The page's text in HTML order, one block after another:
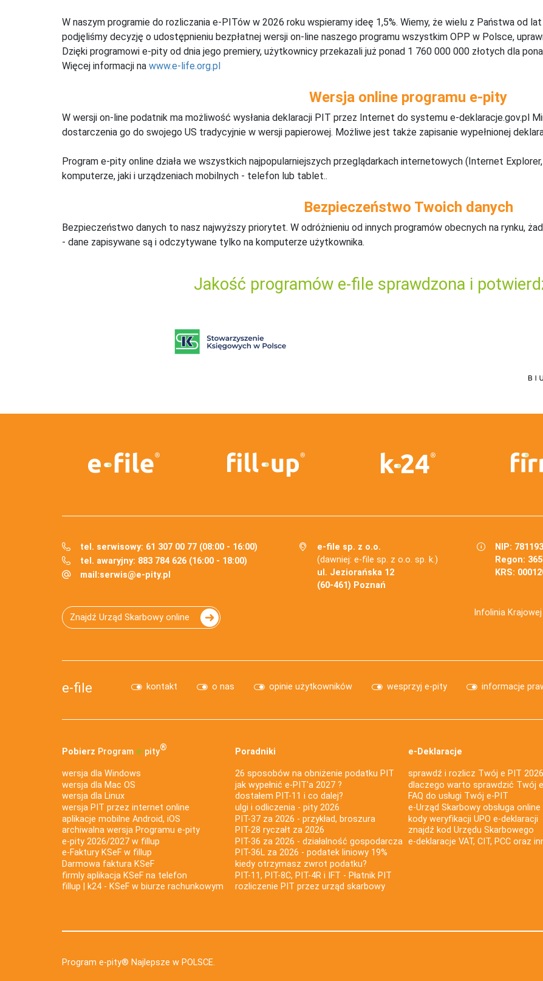
W naszym programie do rozliczania e-PITów w 2026 roku wspieramy ideę 1,5%. Wiemy, że wielu z Państwa od
podjęliśmy decyzję o udostępnieniu bezpłatnej wersji on-line naszego programu wszystkim OPP w Polsce,
Dzięki programowi e-pity od dnia jego premiery, użytkownicy przekazali już ponad 1 760 000 000 złotych dla
Więcej informacji na www.e-life.org.pl
Wersja online programu e-pity
W wersji on-line podatnik ma możliwość wysłania deklaracji PIT przez Internet do systemu e-deklaracje.gov.pl
dostarczenia go do swojego US tradycyjnie w wersji papierowej. Możliwe jest także zapisanie wypełnionej
Program e-pity online działa we wszystkich najpopularniejszych przeglądarkach internetowych (Internet
komputerze, jaki i urządzeniach mobilnych - telefon lub tablet..
Bezpieczeństwo Twoich danych
Bezpieczeństwo danych to nasz najwyższy priorytet. W odróżnieniu od innych programów obecnych na rynku, ż
- dane zapisywane są i odczytywane tylko na komputerze użytkownika.
Jakość programów e-file sprawdzona i
tel. serwisowy: 61 307 00 77 (08:00 - 16:00)
tel. awaryjny: 883 784 626 (16:00 - 18:00)
mail:serwis@e-pity.pl
e-file sp. z o.o.
(dawniej: e-file sp. z o.o. sp. k.)
ul. Jeziorańska 12
(60-461) Poznań
NIP:
Regon:
KRS:
Znajdź Urząd Skarbowy online Infolinia
e-file kontakt o nas opinie użytkowników wesprzyj e-pity informacje
Pobierz Program e‑pity®
wersja dla Windows
wersja dla Mac OS
wersja dla Linux
wersja PIT przez internet online
aplikacje mobilne Android, iOS
archiwalna wersja Programu e-pity
e-pity 2026/2027 w fillup
e‑Faktury KSeF w fillup
Darmowa faktura KSeF
firmly aplikacja KSeF na telefon
fillup | k24 - KSeF w biurze rachunkowym
Poradniki
26 sposobów na obniżenie podatku PIT
jak wypełnić e-PIT'a 2027 ?
dostałem PIT-11 i co dalej?
ulgi i odliczenia - pity 2026
PIT-37 za 2026 - przykład, broszura
PIT-28 ryczałt za 2026
PIT-36 za 2026 - działalność gospodarcza
PIT-36L za 2026 - podatek liniowy 19%
kiedy otrzymasz zwrot podatku?
PIT-11, PIT-8C, PIT-4R i IFT - Płatnik PIT
rozliczenie PIT przez urząd skarbowy
e-Deklaracje
sprawdź i rozlicz Twój e PIT 2026
dlaczego warto sprawdzić Twój
FAQ do usługi Twój e-PIT
e-Urząd Skarbowy obsługa online
kody weryfikacji UPO e-deklaracji
znajdź kod Urzędu Skarbowego
e-deklaracje VAT, CIT, PCC oraz
Program e-pity® Najlepsze w POLSCE.